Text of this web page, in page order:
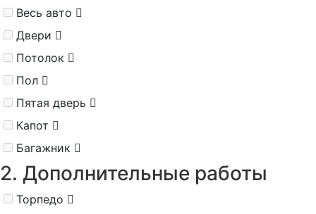
Весь авто
Двери
Потолок
Пол
Пятая дверь
Капот
Багажник
2. Дополнительные работы
Торпедо